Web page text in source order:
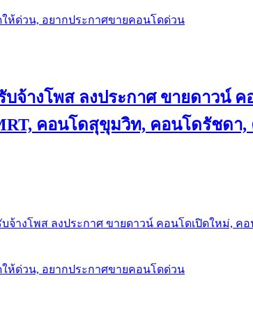
ห้ด่วน, อยากประกาศขายคอนโดด่วน
บจ้างโพส ลงประกาศ ขายดาวน์
คอนโดสุขุมวิท, คอนโดรัชดา
บจ้างโพส ลงประกาศ ขายดาวน์ คอนโดเปิดใหม่,
ห้ด่วน, อยากประกาศขายคอนโดด่วน